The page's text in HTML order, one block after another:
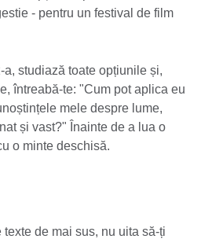
- pentru un festival de film
studiază toate opțiunile și,
întreabă-te: "Cum pot aplica eu
mele despre lume,
și vast?" Înainte de a lua o
o minte deschisă.
de mai sus, nu uita să-ți